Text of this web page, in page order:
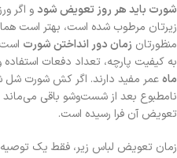
شورت باید هر روز تعویض شود و اگر
زیرتان مرطوب شده است، بهتر است
منظورتان زمان دور انداختن شورت
به کیفیت پارچه، تعداد دفعات
ماهعمر مفید دارند. اگر کش شورت شل
نامطبوع بعد از شست‌وشو باقی
تعویض آن فرا رسیده است.
زمان تعویض لباس زیر، فقط یک توصیه